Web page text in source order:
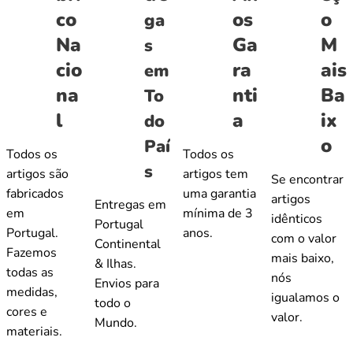
co
Na
cio
na
l
Todos os
artigos são
fabricados
em
Portugal.
Fazemos
todas as
medidas,
cores e
materiais.
ga
s
em
To
do
Paí
s
Entregas em
Portugal
Continental
& Ilhas.
Envios para
todo o
Mundo.
os
Ga
ra
nti
a
Todos os
artigos tem
uma garantia
mínima de 3
anos.
o
M
ais
Ba
ix
o
Se encontrar
artigos
idênticos
com o valor
mais baixo,
nós
igualamos o
valor.